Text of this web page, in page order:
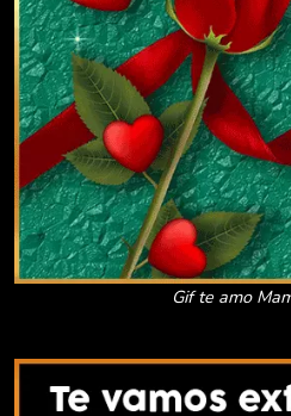
Gif te amo